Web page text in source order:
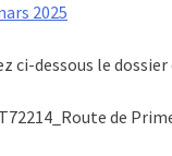
2025
ci-dessous le
T72214_Route de